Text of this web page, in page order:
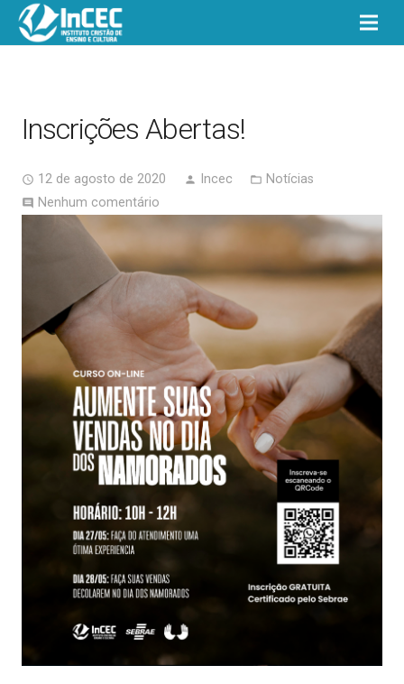
Inscrições Abertas!
access_time 12 de agosto de 2020 person Incec folder_open Notícias
comment Nenhum comentário